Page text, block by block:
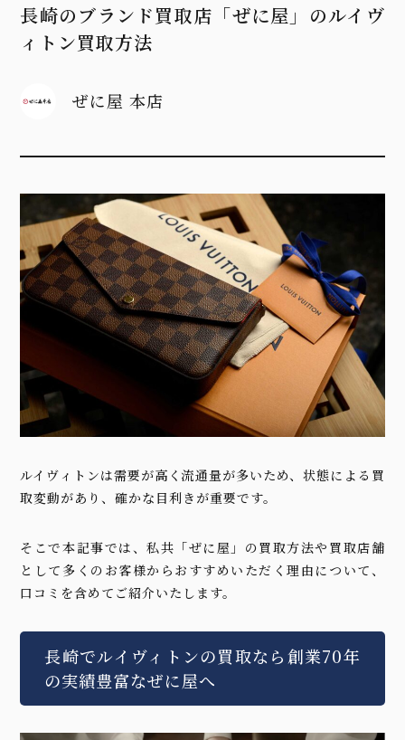
長崎のブランド買取店「ぜに屋」のルイヴ
ィトン買取方法
ぜに屋 本店
ルイヴィトンは需要が高く流通量が多いため、状態による買
取変動があり、確かな目利きが重要です。
そこで本記事では、私共「ぜに屋」の買取方法や買取店舗
として多くのお客様からおすすめいただく理由について、
口コミを含めてご紹介いたします。
長崎でルイヴィトンの買取なら創業70年
の実績豊富なぜに屋へ